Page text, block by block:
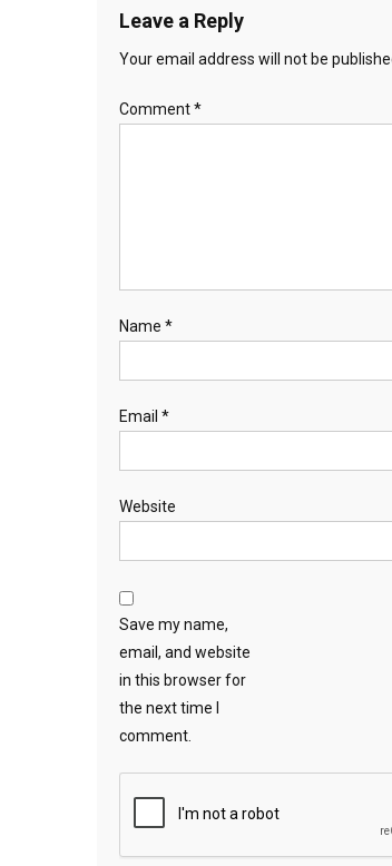
Leave a Reply
Your email address will not be
Comment*
Name *
Email *
Website
Save my name,
email, and website
in this browser for
the next time I
comment.